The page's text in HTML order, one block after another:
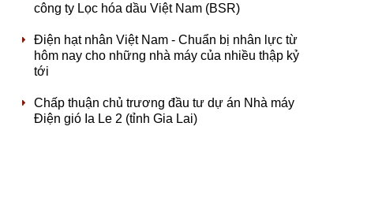
công ty Lọc hóa dầu Việt Nam (BSR)
Điện hạt nhân Việt Nam - Chuẩn bị nhân lực từ
hôm nay cho những nhà máy của nhiều thập kỷ
tới
Chấp thuận chủ trương đầu tư dự án Nhà máy
Điện gió Ia Le 2 (tỉnh Gia Lai)